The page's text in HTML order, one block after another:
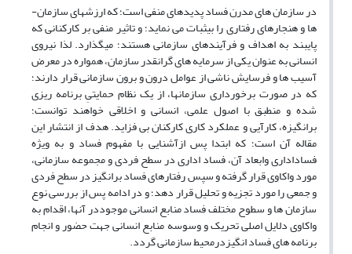
در سازمان ­های مدرن فساد پدیده­ای منفی است؛ که ارزش­های سازمان­
ها و هنجارهای رفتاری را بیثبات می ­نماید­؛ و تاثیر منفی بر کارکنانی که
پایبند به اهداف و فرآیند­های سازمانی­ هستند؛ می­گذارد. لذا نیروی
انسانی به عنوان یکی از سرمایه­ های گرانقدر سازمان، همواره در معرض
آسیب­ ها و فرسایش ناشی از عوامل درون و برون سازمانی قرار دارند؛
که در صورت برخورداری سازمان­ها، از یک نظام حمایتیِ برنامه ­ریزی
شده و منطبق با اصول علمی، انسانی و اخلاقی خواهند توانست؛
برانگیزه، کارآیی و عملکرد کاری کارکنان بی فزاید. هدف از انتشار این
مقاله آن است؛ که ابتدا پس ازآشنایی با مفهوم فسادو به ویژه
فساداداری وابعاد آن، فساد اداری در سطح فردی و مجموعه سازمانی،
مورد واکاوی قرار گرفته و سپس رفتارهای فساد برانگیز در سطح فردی
و جمعی را مورد تجزیه و تحلیل قرار دهد؛ و در ادامه پس از بررسی نوع
سازمان­ ها و سطوح مختلف فساد منابع انسانی موجوددر آن­ها، اقدام به
واکاوی دلایل اصلی تحریک و وسوسه منابع انسانی جهت حضور و انجام
برنامه ­های فساد انگیزدرمحیط سازمانی گردد.